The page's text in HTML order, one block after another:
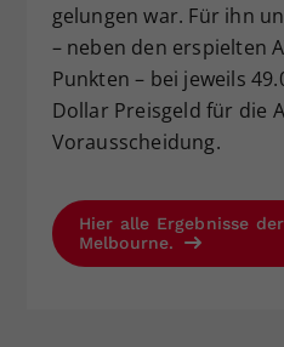
gelungen war. Für ihn
– neben den erspielten
Punkten – bei jeweils
Dollar Preisgeld für die
Vorausscheidung.
Hier alle Ergebnisse
Melbourne.